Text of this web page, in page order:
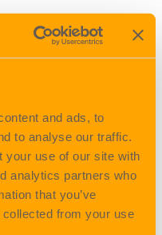
and ads, to
to analyse our traffic.
your use of our site with
analytics partners who
that you’ve
collected from your use
tarjoamme seuraavasti:
hinnastomme mukainen
–
USD 140)